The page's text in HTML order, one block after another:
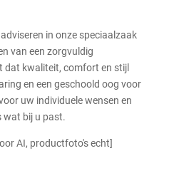
in onze speciaalzaak
van een zorgvuldig
dat kwaliteit, comfort en stijl
en een geschoold oog voor
uw individuele wensen en
wat bij u past.
AI, productfoto's echt]